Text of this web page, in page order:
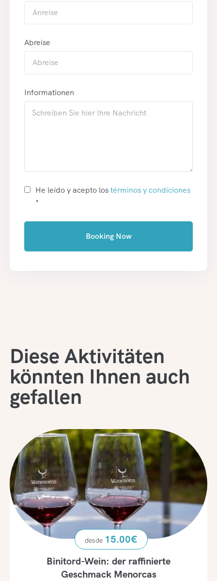
Abreise
Informationen
He leído y acepto lostérminos y condiciones
*
Booking Now
Diese Aktivitäten
könnten Ihnen auch
gefallen
Binitord-Wein: der raffinierte
Geschmack Menorcas
15.00€